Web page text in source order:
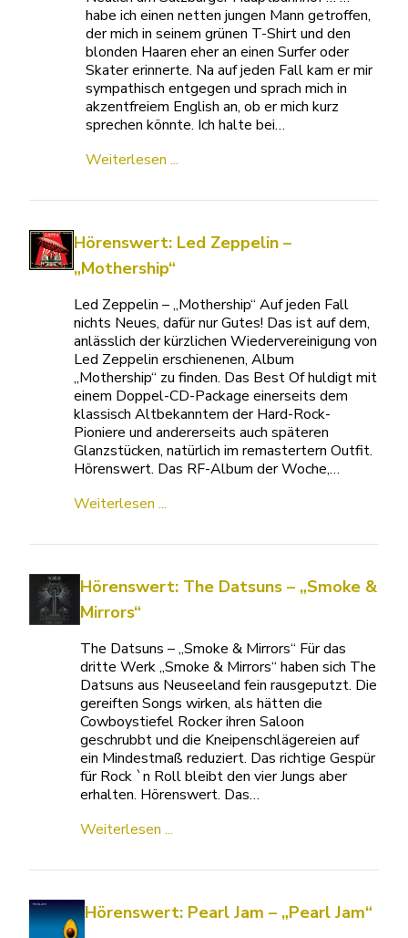
habe ich einen netten jungen Mann getroffen,
der mich in seinem grünen T-Shirt und den
blonden Haaren eher an einen Surfer oder
Skater erinnerte. Na auf jeden Fall kam er mir
sympathisch entgegen und sprach mich in
akzentfreiem English an, ob er mich kurz
sprechen könnte. Ich halte bei…
Weiterlesen ...
Hörenswert: Led Zeppelin –
„Mothership“
Led Zeppelin – „Mothership“ Auf jeden Fall
nichts Neues, dafür nur Gutes! Das ist auf dem,
anlässlich der kürzlichen Wiedervereinigung von
Led Zeppelin erschienenen, Album
„Mothership“ zu finden. Das Best Of huldigt mit
einem Doppel-CD-Package einerseits dem
klassisch Altbekanntem der Hard-Rock-
Pioniere und andererseits auch späteren
Glanzstücken, natürlich im remastertern Outfit.
Hörenswert. Das RF-Album der Woche,…
Weiterlesen ...
Hörenswert: The Datsuns – „Smoke &
Mirrors“
The Datsuns – „Smoke & Mirrors“ Für das
dritte Werk „Smoke & Mirrors“ haben sich The
Datsuns aus Neuseeland fein rausgeputzt. Die
gereiften Songs wirken, als hätten die
Cowboystiefel Rocker ihren Saloon
geschrubbt und die Kneipenschlägereien auf
ein Mindestmaß reduziert. Das richtige Gespür
für Rock `n Roll bleibt den vier Jungs aber
erhalten. Hörenswert. Das…
Weiterlesen ...
Hörenswert: Pearl Jam – „Pearl Jam“